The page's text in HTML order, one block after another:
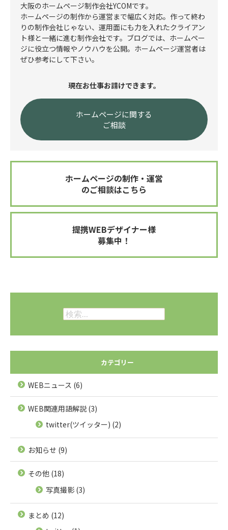
大阪のホームページ制作会社YCOMです。
ホームページの制作から運営まで幅広く対応。作って終わ
りの制作会社じゃない、運用面にも力を入れたクライアン
ト様と一緒に進む制作会社です。ブログでは、ホームペー
ジに役立つ情報やノウハウを公開。ホームページ運営者は
ぜひ参考にして下さい。
現在お仕事お請けできます。
ホームページに関する
ご相談
ホームページの制作・運営
のご相談はこちら
提携WEBデザイナー様
募集中！
カテゴリー
WEBニュース (6)
WEB関連用語解説 (3)
twitter(ツイッター) (2)
お知らせ (9)
その他 (18)
写真撮影(3)
まとめ (12)